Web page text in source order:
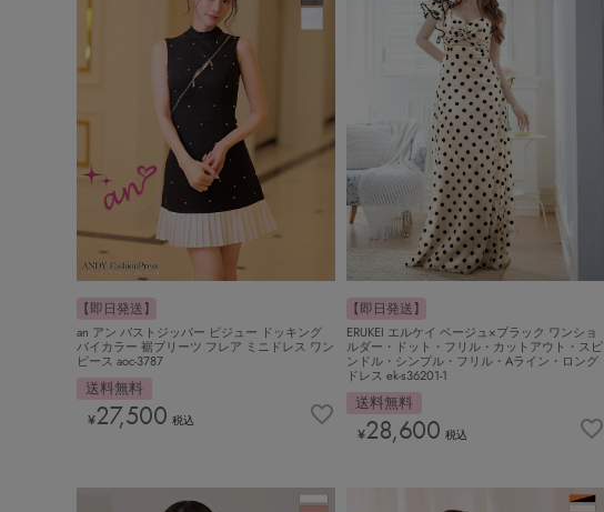
【即日発送】
an アン バストジッパー ビジュー ドッキング
バイカラー 裾プリーツ フレア ミニドレス ワン
ピース aoc-3787
送料無料
¥27,500 税込
【即日発送】
ERUKEI エルケイ ベージュ×ブラック ワンショ
ルダー・ドット・フリル・カットアウト・スピ
ンドル・シンプル・フリル・Aライン・ロング
ドレス ek-s36201-1
送料無料
¥28,600 税込